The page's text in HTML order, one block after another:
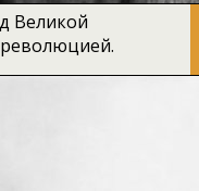
Великой